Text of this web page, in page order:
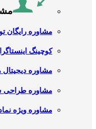
مشاوره رایگان
کوچینگ
مشاوره دیجیتال
مشاوره طراحی
مشاوره ویژه